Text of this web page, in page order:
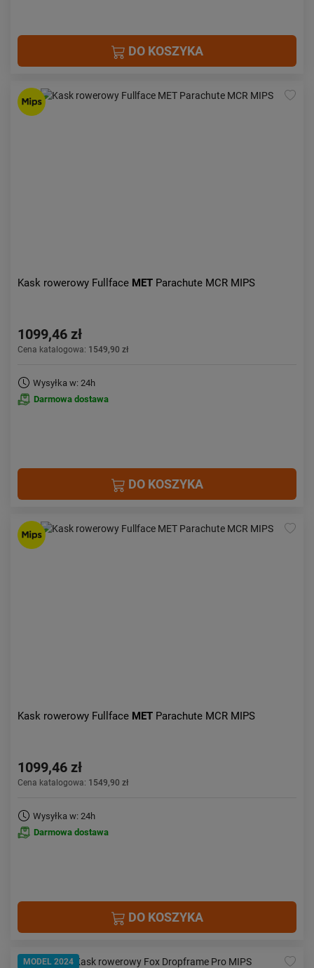
DO KOSZYKA
Kask rowerowy Fullface MET Parachute MCR MIPS
1099,46 zł
Cena katalogowa: 1549,90 zł
Wysyłka w: 24h
Darmowa dostawa
DO KOSZYKA
Kask rowerowy Fullface MET Parachute MCR MIPS
1099,46 zł
Cena katalogowa: 1549,90 zł
Wysyłka w: 24h
Darmowa dostawa
DO KOSZYKA
MODEL 2024